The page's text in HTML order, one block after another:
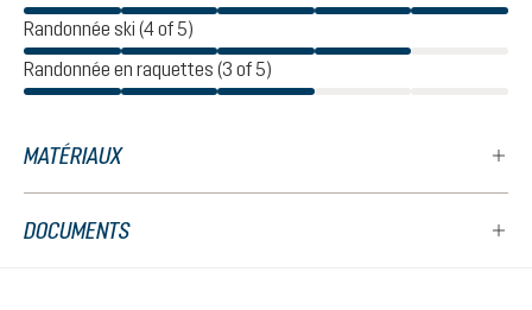
Randonnée ski (4 of 5)
Randonnée en raquettes (3 of 5)
MATÉRIAUX
DOCUMENTS